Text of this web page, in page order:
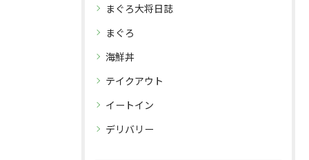
まぐろ大将日誌
まぐろ
海鮮丼
テイクアウト
イートイン
デリバリー